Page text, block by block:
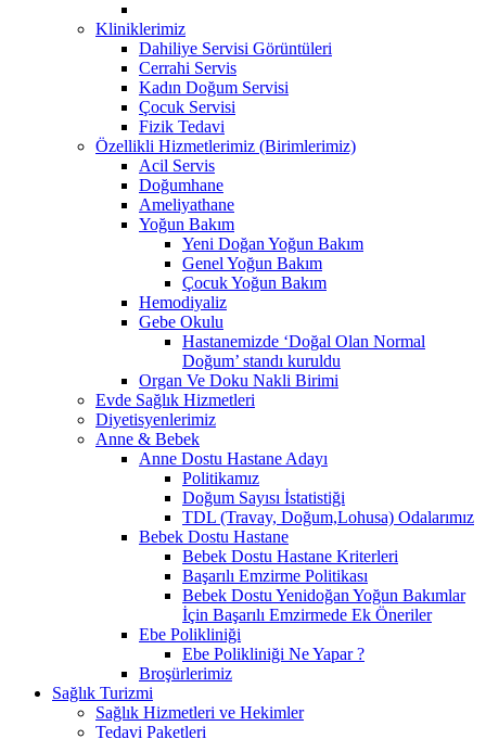
Kliniklerimiz
Dahiliye Servisi Görüntüleri
Cerrahi Servis
Kadın Doğum Servisi
Çocuk Servisi
Fizik Tedavi
Özellikli Hizmetlerimiz (Birimlerimiz)
Acil Servis
Doğumhane
Ameliyathane
Yoğun Bakım
Yeni Doğan Yoğun Bakım
Genel Yoğun Bakım
Çocuk Yoğun Bakım
Hemodiyaliz
Gebe Okulu
Hastanemizde ‘Doğal Olan Normal
Doğum’ standı kuruldu
Organ Ve Doku Nakli Birimi
Evde Sağlık Hizmetleri
Diyetisyenlerimiz
Anne & Bebek
Anne Dostu Hastane Adayı
Politikamız
Doğum Sayısı İstatistiği
TDL (Travay, Doğum,Lohusa) Odalarımız
Bebek Dostu Hastane
Bebek Dostu Hastane Kriterleri
Başarılı Emzirme Politikası
Bebek Dostu Yenidoğan Yoğun Bakımlar
İçin Başarılı Emzirmede Ek Öneriler
Ebe Polikliniği
Ebe Polikliniği Ne Yapar ?
Broşürlerimiz
Sağlık Turizmi
Sağlık Hizmetleri ve Hekimler
Tedavi Paketleri